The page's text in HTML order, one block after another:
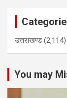
उत्तराखण्ड(2,114)
You may